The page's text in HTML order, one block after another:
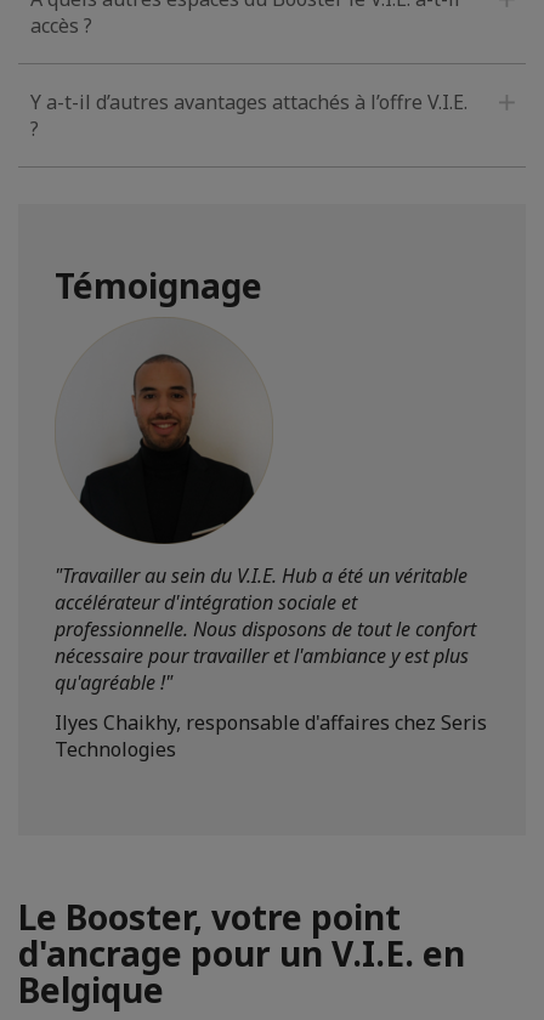
accès ?
Y a-t-il d’autres avantages attachés à l’offre V.I.E.
?
Témoignage
"Travailler au sein du V.I.E. Hub a été un véritable
accélérateur d'intégration sociale et
professionnelle. Nous disposons de tout le confort
nécessaire pour travailler et l'ambiance y est plus
qu'agréable !"
Ilyes Chaikhy, responsable d'affaires chez Seris
Technologies
Le Booster, votre point
d'ancrage pour un V.I.E. en
Belgique